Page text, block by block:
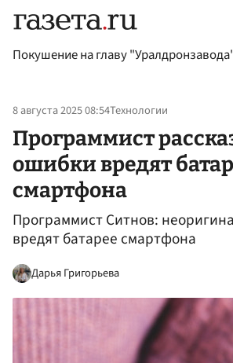
Покушение на главу
8 августа 2025 08:54Технологии
Программист
ошибки вредят
смартфона
Программист Ситнов:
вредят батарее смартфона
Дарья Григорьева